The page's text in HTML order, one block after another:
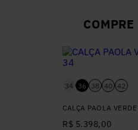
34 36 38 40 42
CALÇA PAOLA
R$ 5.398,00